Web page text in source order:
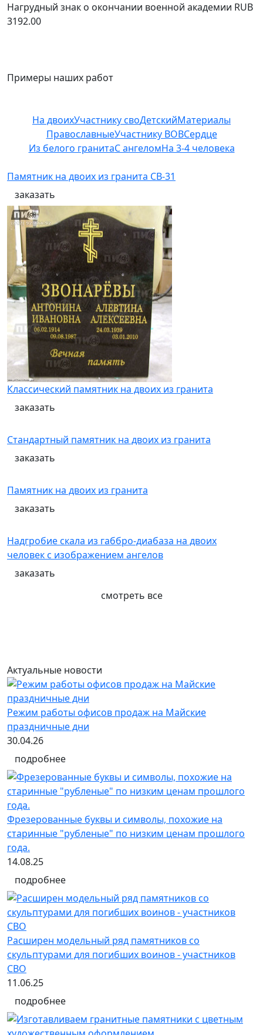
Нагрудный знак о окончании военной академии RUB
3192.00
Примеры наших работ
На двоихУчастнику своДетскийМатериалы
ПравославныеУчастнику ВОВСердце
Из белого гранитаС ангеломНа 3-4 человека
Памятник на двоих из гранита СВ-31
заказать
Классический памятник на двоих из гранита
заказать
Стандартный памятник на двоих из гранита
заказать
Памятник на двоих из гранита
заказать
Надгробие скала из габбро-диабаза на двоих
человек с изображением ангелов
заказать
смотреть все
Актуальные новости
Режим работы офисов продаж на Майские
праздничные дни
30.04.26
подробнее
Фрезерованные буквы и символы, похожие на
старинные "рубленые" по низким ценам прошлого
года.
14.08.25
подробнее
Расширен модельный ряд памятников со
скульптурами для погибших воинов - участников
СВО
11.06.25
подробнее